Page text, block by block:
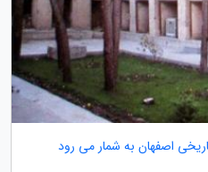
اصفهان به شمار می رود